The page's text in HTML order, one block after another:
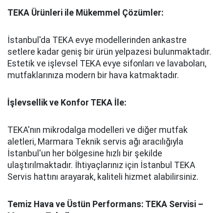
TEKA Ürünleri ile Mükemmel Çözümler:
İstanbul'da TEKA evye modellerinden ankastre
setlere kadar geniş bir ürün yelpazesi bulunmaktadır.
Estetik ve işlevsel TEKA evye sifonları ve lavaboları,
mutfaklarınıza modern bir hava katmaktadır.
İşlevsellik ve Konfor TEKA İle:
TEKA'nın mikrodalga modelleri ve diğer mutfak
aletleri, Marmara Teknik servis ağı aracılığıyla
İstanbul'un her bölgesine hızlı bir şekilde
ulaştırılmaktadır. İhtiyaçlarınız için İstanbul TEKA
Servis hattını arayarak, kaliteli hizmet alabilirsiniz.
Temiz Hava ve Üstün Performans: TEKA Servisi –